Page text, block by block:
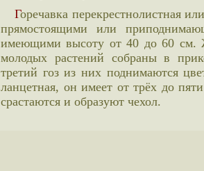
Горечавка перекрестнолистная или крестовидная – многолетнее растение с
прямостоящими или
имеющими высоту от 40 до 60 см.
молодых растений собраны в
третий гоз из них поднимаются
ланцетная, он имеет от трёх до
срастаются и образуют чехол.